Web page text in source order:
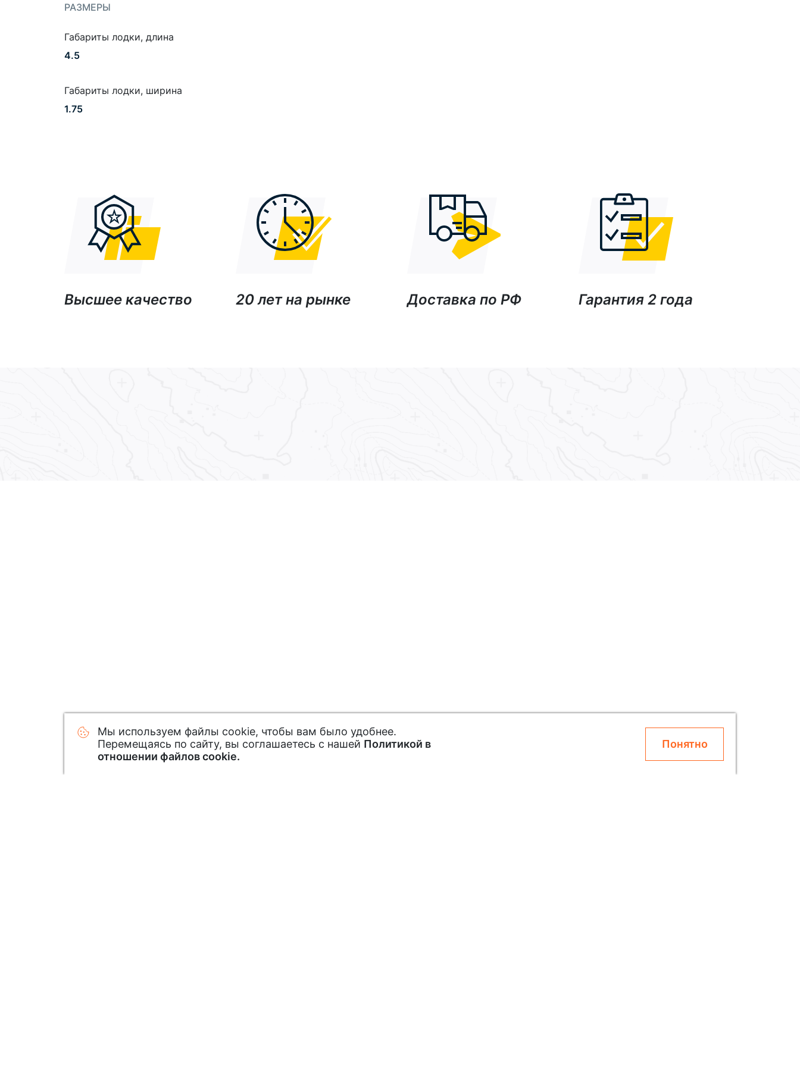
РАЗМЕРЫ
Габариты лодки, длина
4.5
Габариты лодки, ширина
1.75
Высшее качество 20 лет на рынке Доставка по РФ Гарантия 2 года
Мы используем файлы cookie, чтобы вам было удобнее.
Перемещаясь по сайту, вы соглашаетесь с нашей Политикой в
отношении файлов cookie.
Понятно